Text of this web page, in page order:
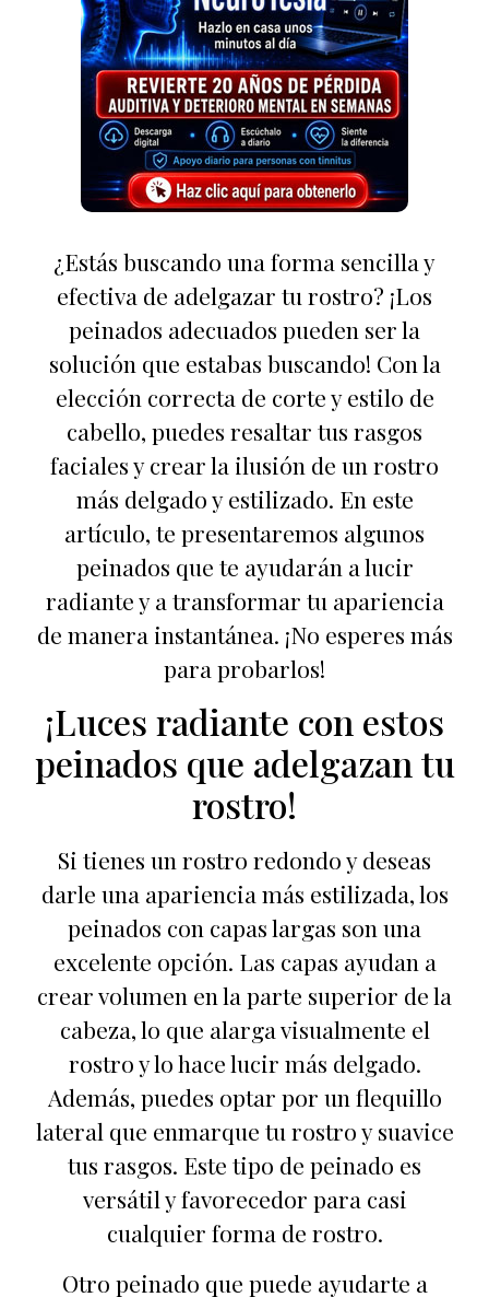
¿Estás buscando una forma sencilla y
efectiva de adelgazar tu rostro? ¡Los
peinados adecuados pueden ser la
solución que estabas buscando! Con la
elección correcta de corte y estilo de
cabello, puedes resaltar tus rasgos
faciales y crear la ilusión de un rostro
más delgado y estilizado. En este
artículo, te presentaremos algunos
peinados que te ayudarán a lucir
radiante y a transformar tu apariencia
de manera instantánea. ¡No esperes más
para probarlos!
¡Luces radiante con estos
peinados que adelgazan tu
rostro!
Si tienes un rostro redondo y deseas
darle una apariencia más estilizada, los
peinados con capas largas son una
excelente opción. Las capas ayudan a
crear volumen en la parte superior de la
cabeza, lo que alarga visualmente el
rostro y lo hace lucir más delgado.
Además, puedes optar por un flequillo
lateral que enmarque tu rostro y suavice
tus rasgos. Este tipo de peinado es
versátil y favorecedor para casi
cualquier forma de rostro.
Otro peinado que puede ayudarte a